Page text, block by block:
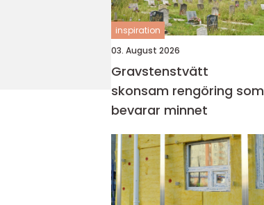
inspiration
03. August 2026
Gravstenstvätt
skonsam rengöring som
bevarar minnet